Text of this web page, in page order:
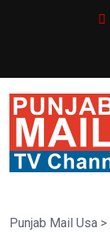
Punjab Mail Usa >